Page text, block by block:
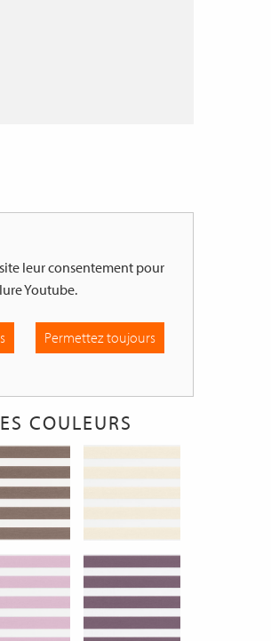
leur consentement pour
Youtube.
Permettez toujours
COULEURS